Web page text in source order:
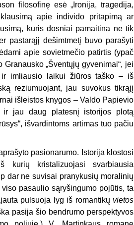
filosofinę esė „Ironija, tragedija,
apie individo pritapimą ar
kuris dosniai pamaitina ne tik
pastarąjį dešimtmetį buvo parašyti
apie sovietmečio patirtis (ypač
„Šventųjų gyvenimai“, jei
ir imliausio laikui žiūros taško – iš
reziumuojant, jau suvokus tikrąjį
išleistos knygos – Valdo Papievio
ir jau daug platesnį istorijos plotą
išvardintoms artimas tuo pačiu
pasionarumo. Istorija klostosi
kurių kristalizuojasi svarbiausia
dar ne suvisai pranykusių moralinių
pasaulio sąryšingumo pojūtis, ta
pulsuoja lyg iš romantikų vietos
pasija šio bendrumo perspektyvos